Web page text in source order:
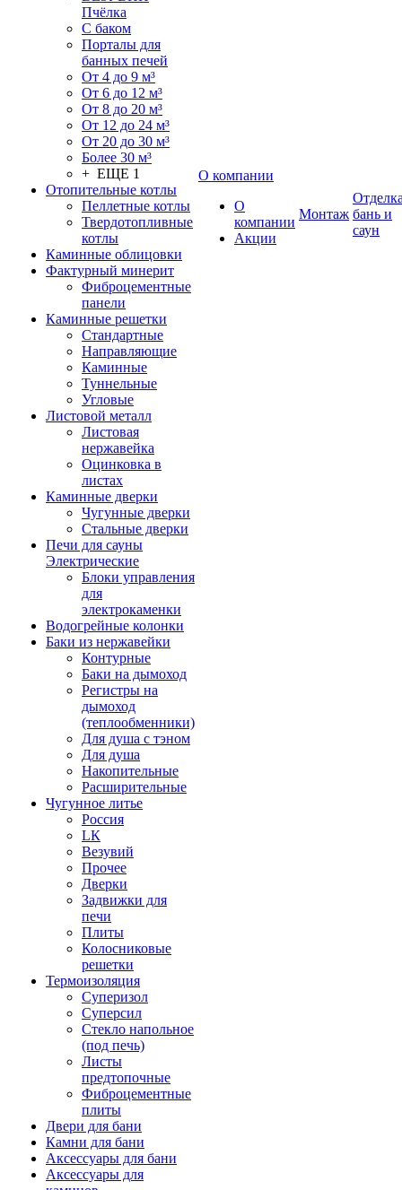
Пчёлка
С баком
Порталы для
банных печей
От 4 до 9 м³
От 6 до 12 м³
От 8 до 20 м³
От 12 до 24 м³
От 20 до 30 м³
Более 30 м³
+ ЕЩЕ 1
Отопительные котлы
Пеллетные котлы
Твердотопливные
котлы
Каминные облицовки
Фактурный минерит
Фиброцементные
панели
Каминные решетки
Стандартные
Направляющие
Каминные
Туннельные
Угловые
Листовой металл
Листовая
нержавейка
Оцинковка в
листах
Каминные дверки
Чугунные дверки
Стальные дверки
Печи для сауны
Электрические
Блоки управления
для
электрокаменки
Водогрейные колонки
Баки из нержавейки
Контурные
Баки на дымоход
Регистры на
дымоход
(теплообменники)
Для душа с тэном
Для душа
Накопительные
Расширительные
Чугунное литье
Россия
LК
Везувий
Прочее
Дверки
Задвижки для
печи
Плиты
Колосниковые
решетки
Термоизоляция
Суперизол
Суперсил
Стекло напольное
(под печь)
Листы
предтопочные
Фиброцементные
плиты
Двери для бани
Камни для бани
Аксессуары для бани
Аксессуары для
О компании
О
компании
Акции
Монтаж бань и
саун